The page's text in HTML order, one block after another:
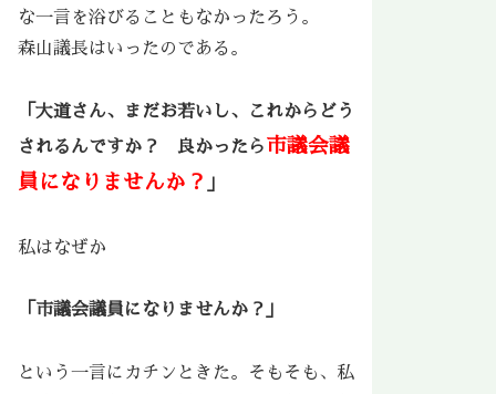
な一言を浴びることもなかったろう。
森山議長はいったのである。
「大道さん、まだお若いし、これからどう
されるんですか？ 良かったら市議会議
員になりませんか？
私はなぜか
「市議会議員になりませんか？」
という一言にカチンときた。そもそも、私